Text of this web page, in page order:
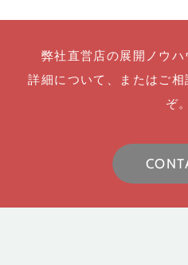
弊社直営店の展開ノウハ
詳細について、またはご
ぞ。